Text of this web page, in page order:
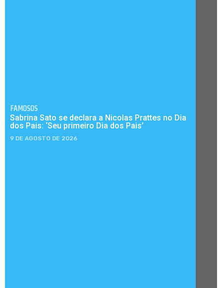
FAMOSOS
Sabrina Sato se declara a Nicolas Prattes no Dia
dos Pais: ‘Seu primeiro Dia dos Pais’
9 DE AGOSTO DE 2026